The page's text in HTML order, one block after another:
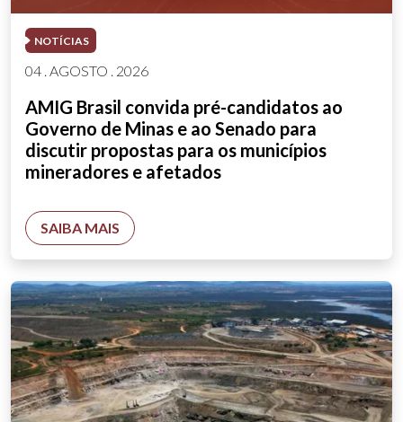
NOTÍCIAS
04 . AGOSTO . 2026
AMIG Brasil convida pré-candidatos ao
Governo de Minas e ao Senado para
discutir propostas para os municípios
mineradores e afetados
SAIBA MAIS